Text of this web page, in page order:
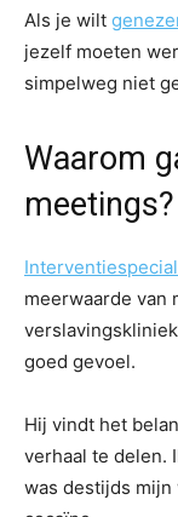
Als je wilt
jezelf moeten
simpelweg niet
Waarom
meetings?
meerwaarde van
goed gevoel.
Hij vindt het
verhaal te delen.
was destijds